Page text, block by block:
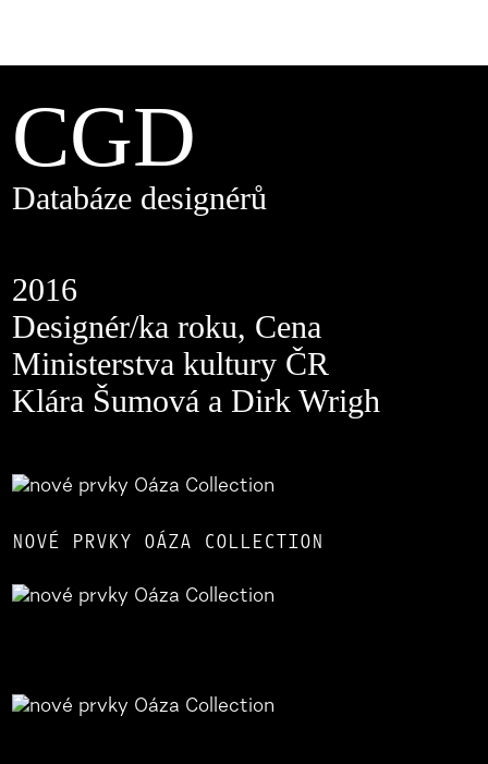
CGD
Databáze designérů
2016
Designér/ka roku, Cena
Ministerstva kultury ČR
Klára Šumová a Dirk Wrigh
NOVÉ PRVKY OÁZA COLLECTION